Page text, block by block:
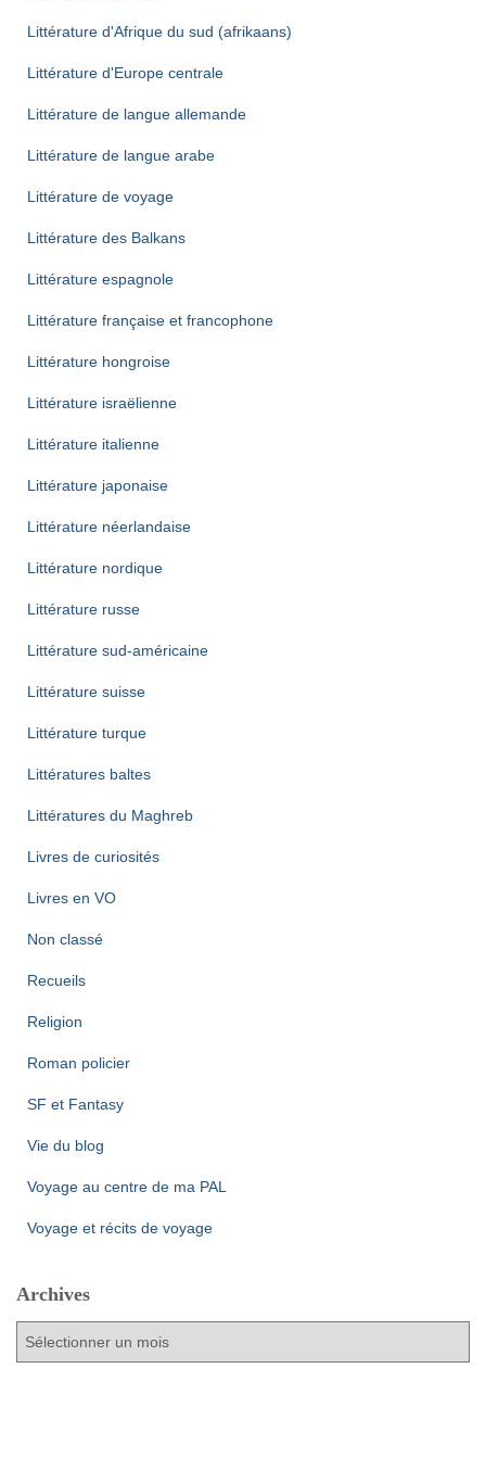
Littérature d'Afrique du sud (afrikaans)
Littérature d'Europe centrale
Littérature de langue allemande
Littérature de langue arabe
Littérature de voyage
Littérature des Balkans
Littérature espagnole
Littérature française et francophone
Littérature hongroise
Littérature israëlienne
Littérature italienne
Littérature japonaise
Littérature néerlandaise
Littérature nordique
Littérature russe
Littérature sud-américaine
Littérature suisse
Littérature turque
Littératures baltes
Littératures du Maghreb
Livres de curiosités
Livres en VO
Non classé
Recueils
Religion
Roman policier
SF et Fantasy
Vie du blog
Voyage au centre de ma PAL
Voyage et récits de voyage
Archives